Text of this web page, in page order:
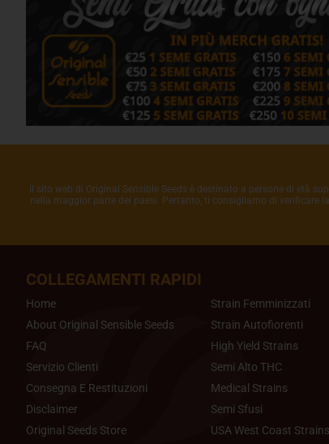
Il sito web di Original Sensible Seeds è destinato a persone di età
nella maggior parte dei paesi. Pertanto, ti consigliamo di verificare
COLLEGAMENTI RAPIDI
Home
About Original Sensible Seeds
FAQ
Servizio Clienti
Consegna E Restituzioni
Disclaimer
Original Seeds Store
Strain Femminizzati
Strain Autofiorenti
High Yield Strains
Semi Alto THC
Medical Strains
Semi Sfusi
USA West Coast Strains